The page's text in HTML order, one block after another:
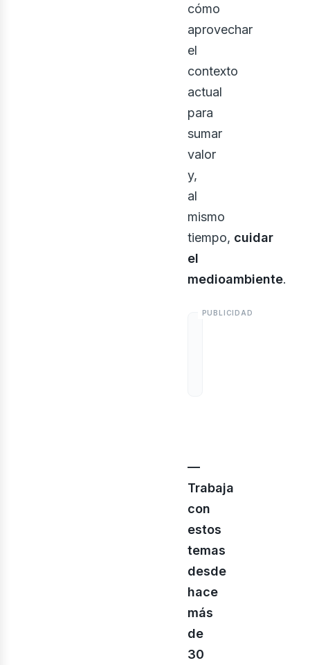
cómo
aprovechar
el
contexto
actual
para
sumar
valor
y,
al
mismo
tiempo, cuidar
el
medioambiente.
—
Trabaja
con
estos
temas
desde
hace
más
de
30